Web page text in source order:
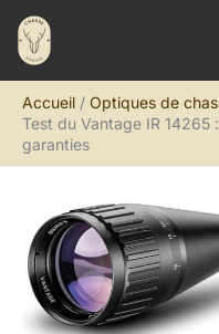
Aller
contenu
Accueil
Optiques de
Test du Vantage IR
garanties
R
e
h
e
r
e